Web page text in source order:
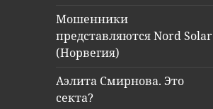
Мошенники
представляются Nord Solar
(Норвегия)
Аэлита Смирнова. Это
секта?